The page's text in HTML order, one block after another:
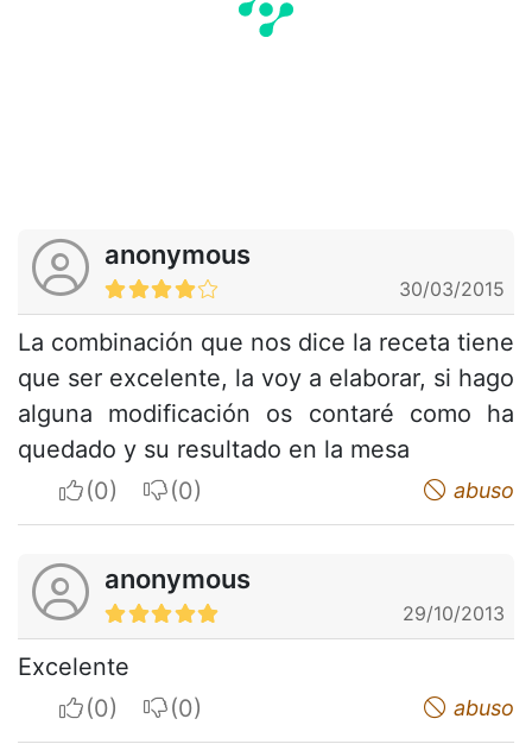
anonymous
30/03/2015
La combinación que nos dice la receta tiene
que ser excelente, la voy a elaborar, si hago
alguna modificación os contaré como ha
quedado y su resultado en la mesa
I apreciateI do not appreciate abuso
anonymous
29/10/2013
Excelente
I apreciateI do not appreciate abuso